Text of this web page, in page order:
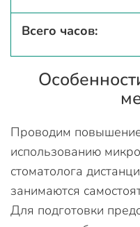
Всего часов:
Проводим
использованию
стоматолога
занимаются
Для подготовки